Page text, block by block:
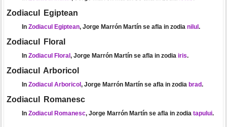
Zodiacul Egiptean
In Zodiacul Egiptean, Jorge Marrón Martín se afla in zodia nilul .
Zodiacul Floral
In Zodiacul Floral , Jorge Marrón Martín se afla in zodia iris.
Zodiacul Arboricol
In Zodiacul Arboricol , Jorge Marrón Martín se afla in zodia brad.
Zodiacul Romanesc
In Zodiacul Romanesc, Jorge Marrón Martín se afla in zodia tapului.